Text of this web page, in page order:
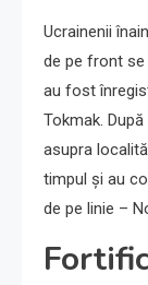
Ucrainenii
de pe front se
au fost
Tokmak.
asupra
timpul și au
de pe linie –